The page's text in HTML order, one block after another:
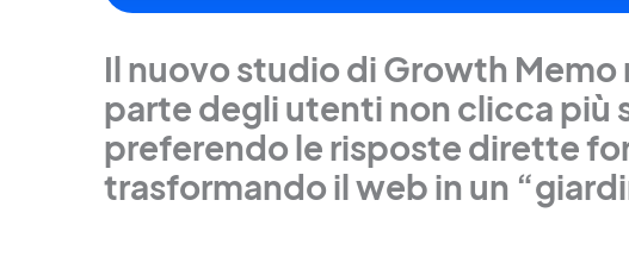
Il nuovo studio di Growth Memo
parte degli utenti non clicca più
preferendo le risposte dirette
trasformando il web in un